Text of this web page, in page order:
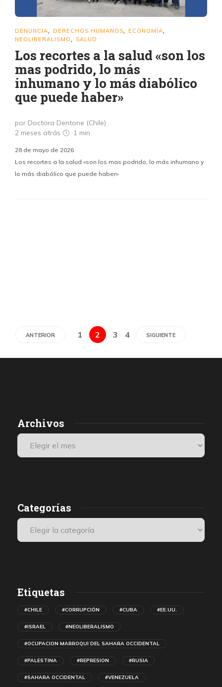
DENUNCIA DERECHOS HUMANOS ECONOMÍA
NEOLIBERALISMO SALUD
Los recortes a la salud «son los
mas podrido, lo más
inhumano y lo más diabólico
que puede haber»
por Doctora Dentone (Chile)
2 meses atrás
1 min
28 de mayo de 2026
Los recortes a la salud «son los mas podrido, lo más inhumano y
lo más diabólico que puede haber»
ANTERIOR 1 2 3 4 SIGUIENTE
Archivos
Categorías
Etiquetas
#CHILE #CORRUPCIÓN #CUBA #EE.UU.
#ISRAEL #NEOLIBERALISMO
#OCUPACION MARROQUI DEL SAHARA OCCIDENTAL
#PALESTINA #REPRESION #RUSIA
#SAHARA OCCIDENTAL #VENEZUELA